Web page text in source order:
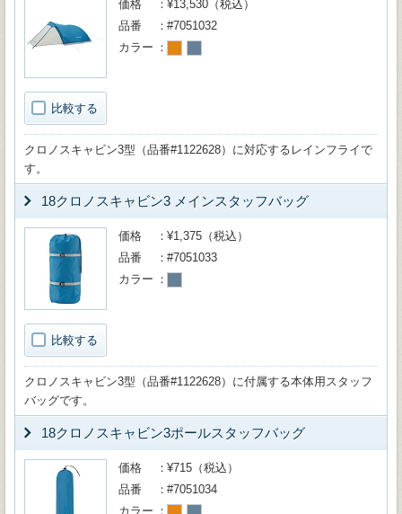
比較する
価格
¥13,530（税込）
品番
#7051032
カラー
クロノスキャビン3型（品番#1122628）に対応するレインフライで
す。
18クロノスキャビン3 メインスタッフバッグ
比較する
価格
¥1,375（税込）
品番
#7051033
カラー
クロノスキャビン3型（品番#1122628）に付属する本体用スタッフ
バッグです。
18クロノスキャビン3ポールスタッフバッグ
価格
¥715（税込）
品番
#7051034
カラー